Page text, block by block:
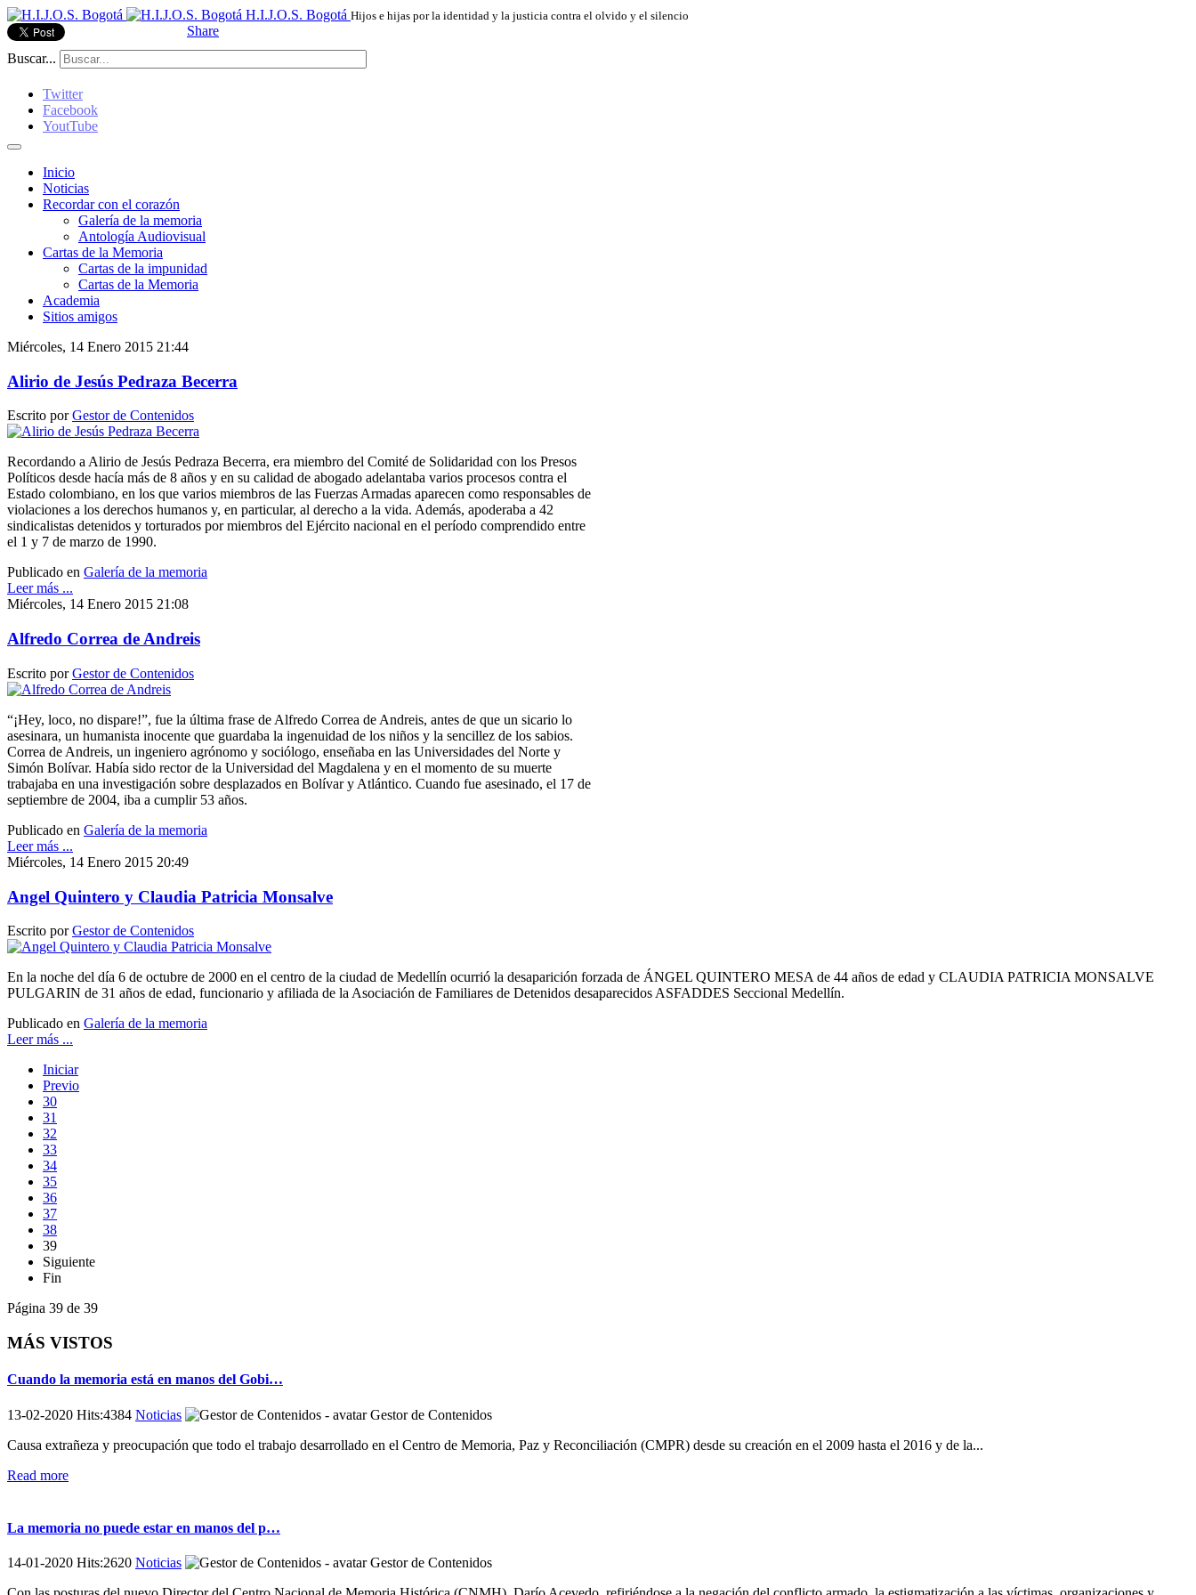
H.I.J.O.S. Bogotá Hijos e hijas por la identidad y la justicia contra el olvido y el silencio
Share
Buscar...
Twitter
Facebook
YoutTube
Inicio
Noticias
Recordar con el corazón
Galería de la memoria
Antología Audiovisual
Cartas de la Memoria
Cartas de la impunidad
Cartas de la Memoria
Academia
Sitios amigos
Miércoles, 14 Enero 2015 21:44
Alirio de Jesús Pedraza Becerra
Escrito porGestor de Contenidos
Recordando a Alirio de Jesús Pedraza Becerra, era miembro del Comité de Solidaridad con los Presos
Políticos desde hacía más de 8 años y en su calidad de abogado adelantaba varios procesos contra el
Estado colombiano, en los que varios miembros de las Fuerzas Armadas aparecen como responsables de
violaciones a los derechos humanos y, en particular, al derecho a la vida. Además, apoderaba a 42
sindicalistas detenidos y torturados por miembros del Ejército nacional en el período comprendido entre
el 1 y 7 de marzo de 1990.
Publicado en Galería de la memoria
Leer más ...
Miércoles, 14 Enero 2015 21:08
Alfredo Correa de Andreis
Escrito porGestor de Contenidos
“¡Hey, loco, no dispare!”, fue la última frase de Alfredo Correa de Andreis, antes de que un sicario lo
asesinara, un humanista inocente que guardaba la ingenuidad de los niños y la sencillez de los sabios.
Correa de Andreis, un ingeniero agrónomo y sociólogo, enseñaba en las Universidades del Norte y
Simón Bolívar. Había sido rector de la Universidad del Magdalena y en el momento de su muerte
trabajaba en una investigación sobre desplazados en Bolívar y Atlántico. Cuando fue asesinado, el 17 de
septiembre de 2004, iba a cumplir 53 años.
Publicado en Galería de la memoria
Leer más ...
Miércoles, 14 Enero 2015 20:49
Angel Quintero y Claudia Patricia Monsalve
Escrito porGestor de Contenidos
En la noche del día 6 de octubre de 2000 en el centro de la ciudad de Medellín ocurrió la desaparición forzada de ÁNGEL QUINTERO MESA de 44 años de edad y CLAUDIA PATRICIA MONSALVE
PULGARIN de 31 años de edad, funcionario y afiliada de la Asociación de Familiares de Detenidos desaparecidos ASFADDES Seccional Medellín.
Publicado en Galería de la memoria
Leer más ...
Iniciar
Previo
30
31
32
33
34
35
36
37
38
39
Siguiente
Fin
Página 39 de 39
MÁS VISTOS
Cuando la memoria está en manos del Gobi…
13-02-2020 Hits:4384 Noticias
Gestor de Contenidos
Causa extrañeza y preocupación que todo el trabajo desarrollado en el Centro de Memoria, Paz y Reconciliación (CMPR) desde su creación en el 2009 hasta el 2016 y de la...
Read more
La memoria no puede estar en manos del p…
14-01-2020 Hits:2620 Noticias
Gestor de Contenidos